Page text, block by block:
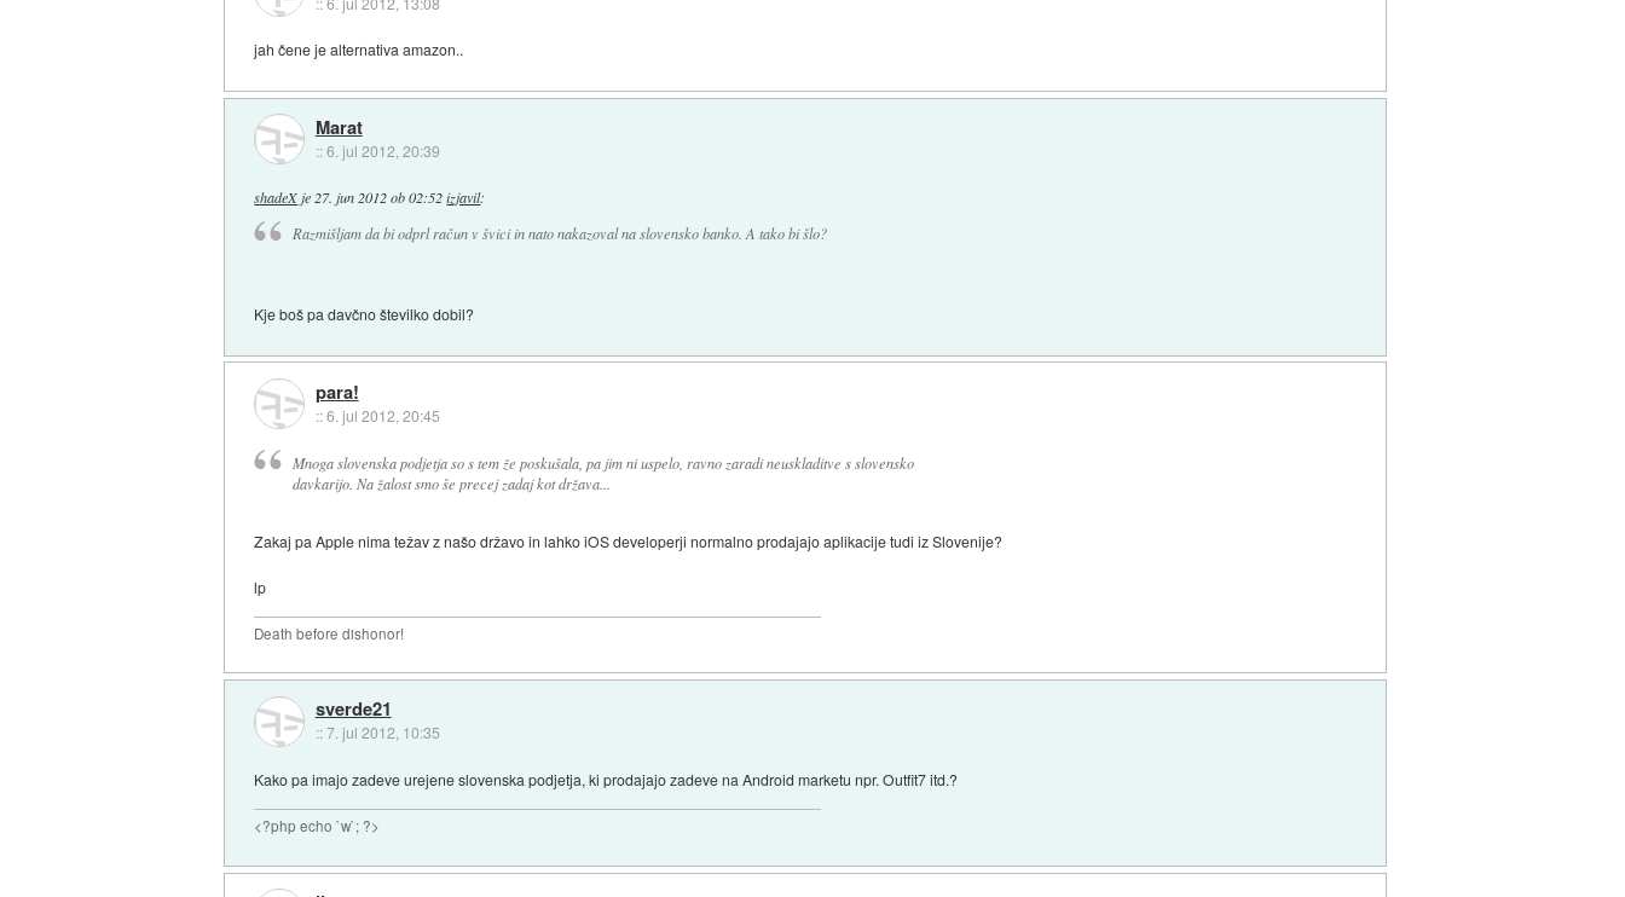
jah čene je alternativa amazon..
Marat
::6. jul 2012, 20:39
shadeX je 27. jun 2012 ob 02:52 izjavil:
Razmišljam da bi odprl račun v švici in nato nakazoval na slovensko banko. A tako bi šlo?
Kje boš pa davčno številko dobil?
para!
::6. jul 2012, 20:45
Mnoga slovenska podjetja so s tem že poskušala, pa jim ni uspelo, ravno zaradi neuskladitve s slovensko
davkarijo. Na žalost smo še precej zadaj kot država...
Zakaj pa Apple nima težav z našo državo in lahko iOS developerji normalno prodajajo aplikacije tudi iz Slovenije?
lp
Death before dishonor!
sverde21
::7. jul 2012, 10:35
Kako pa imajo zadeve urejene slovenska podjetja, ki prodajajo zadeve na Android marketu npr. Outfit7 itd.?
<?php echo `w`; ?>